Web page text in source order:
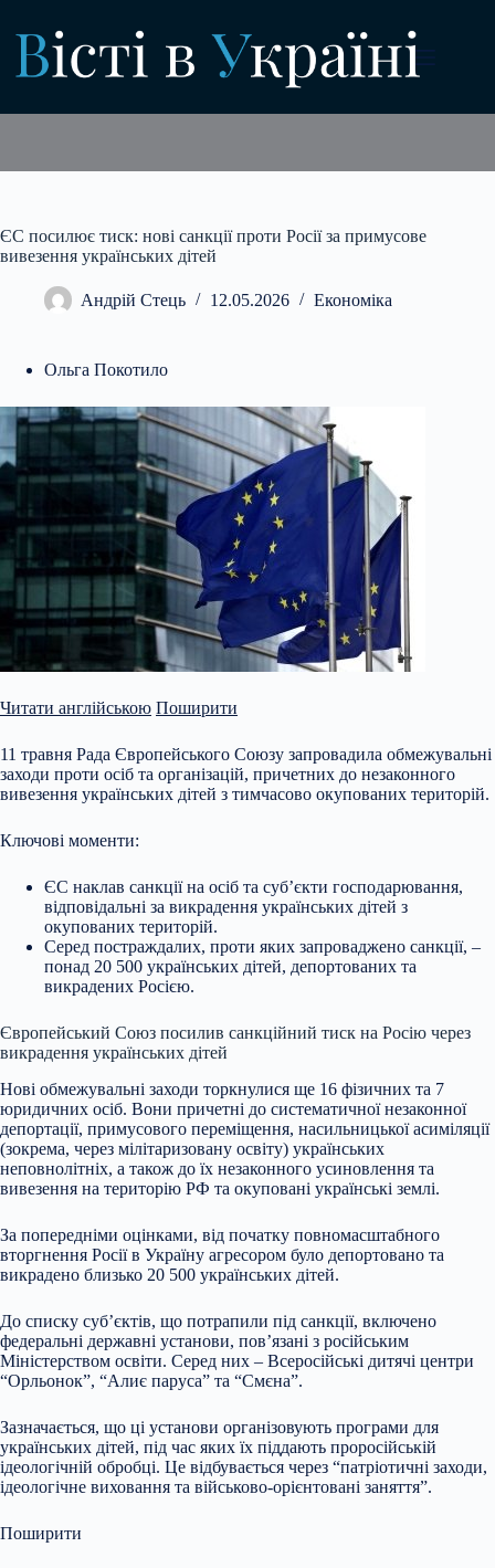
вмісту
ЄС посилює тиск: нові санкції проти Росії за примусове
вивезення українських дітей
Андрій Стець 12.05.2026 Економіка
Ольга Покотило
Читати англійською Поширити
11 травня Рада Європейського Союзу запровадила обмежувальні
заходи проти осіб та організацій, причетних до незаконного
вивезення українських дітей з тимчасово окупованих територій.
Ключові моменти:
ЄС наклав санкції на осіб та суб’єкти господарювання,
відповідальні за викрадення українських дітей з
окупованих територій.
Серед постраждалих, проти яких запроваджено санкції, –
понад 20 500 українських дітей, депортованих та
викрадених Росією.
Європейський Союз посилив санкційний тиск на Росію через
викрадення українських дітей
Нові обмежувальні заходи торкнулися ще 16 фізичних та 7
юридичних осіб. Вони причетні до систематичної незаконної
депортації, примусового переміщення, насильницької асиміляції
(зокрема, через мілітаризовану освіту) українських
неповнолітніх, а також до їх незаконного усиновлення та
вивезення на територію РФ та окуповані українські землі.
За попередніми оцінками, від початку повномасштабного
вторгнення Росії в Україну агресором було депортовано та
викрадено близько 20 500 українських дітей.
До списку суб’єктів, що потрапили під санкції, включено
федеральні державні установи, пов’язані з російським
Міністерством освіти. Серед них – Всеросійські дитячі центри
“Орльонок”, “Алиє паруса” та “Смєна”.
Зазначається, що ці установи організовують програми для
українських дітей, під час яких їх піддають проросійській
ідеологічній обробці. Це відбувається через “патріотичні заходи,
ідеологічне виховання та військово-орієнтовані заняття”.
Поширити